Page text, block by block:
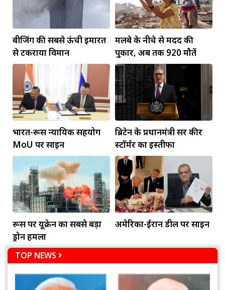
बीजिंग की सबसे ऊंची इमारत
से टकराया विमान
मलबे के नीचे से मदद की
पुकार, अब तक 920 मौतें
भारत-रूस न्यायिक सहयोग
MoU पर साइन
ब्रिटेन के प्रधानमंत्री सर कीर
स्टॉर्मर का इस्तीफा
रूस पर यूक्रेन का सबसे बड़ा
ड्रोन हमला
अमेरिका-ईरान डील पर साइन
TOP NEWS